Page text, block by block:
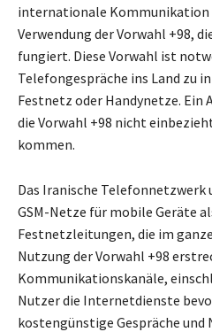
internationale
Verwendung der Vorwahl +98,
fungiert. Diese Vorwahl ist
Telefongespräche ins Land zu
Festnetz oder Handynetze. Ein
die Vorwahl +98 nicht
kommen.
Das Iranische
GSM-Netze für mobile Geräte
Festnetzleitungen, die im
Nutzung der Vorwahl +98
Kommunikationskanäle,
Nutzer die Internetdienste
kostengünstige Gespräche und